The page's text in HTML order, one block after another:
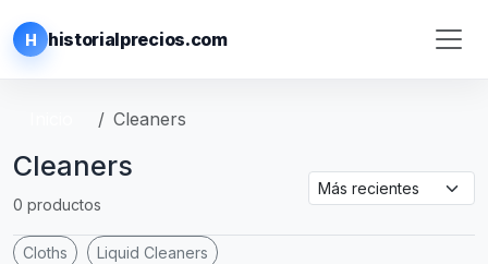
H historialprecios.com
Cleaners
Cleaners
0 productos
Cloths Liquid Cleaners